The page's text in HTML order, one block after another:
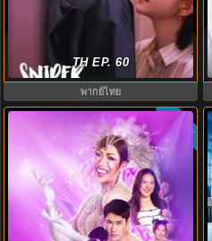
ผสานใจเพื่อรัก (2025) Sniper
Butterfly พากย์ไทย EP.1-30 (จบ)
TH EP. 60
พากย์ไทย
ซับไทย